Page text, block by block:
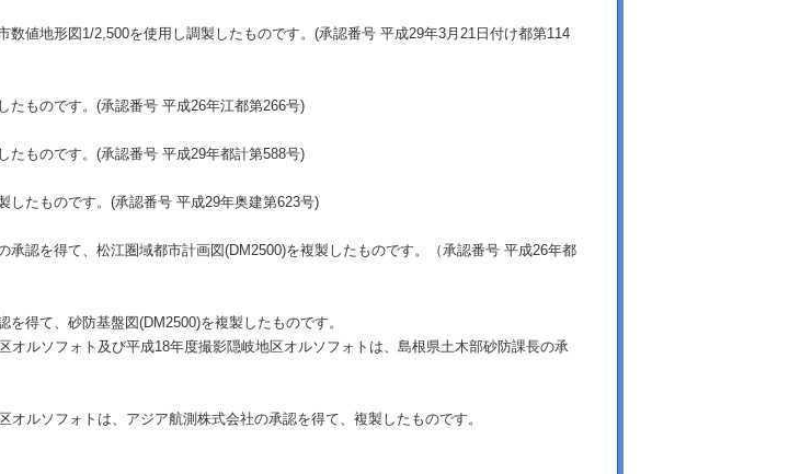
値地形図1/2,500を使用し調製したものです。(承認番号 平成29年3月21日付け都第114
たものです。(承認番号 平成26年江都第266号)
たものです。(承認番号 平成29年都計第588号)
したものです。(承認番号 平成29年奥建第623号)
認を得て、松江圏域都市計画図(DM2500)を複製したものです。（承認番号 平成26年都
得て、砂防基盤図(DM2500)を複製したものです。
ルソフォト及び平成18年度撮影隠岐地区オルソフォトは、島根県土木部砂防課長の承
ルソフォトは、アジア航測株式会社の承認を得て、複製したものです。